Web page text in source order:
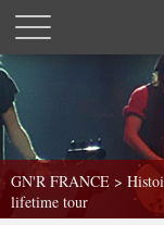
GN'R FRANCE >
lifetime tour